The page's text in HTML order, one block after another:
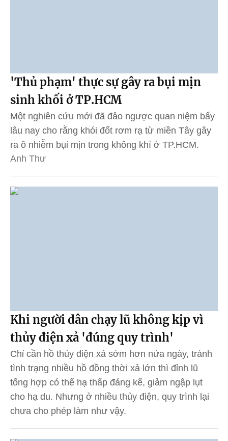
'Thủ phạm' thực sự gây ra bụi mịn
sinh khối ở TP.HCM
Một nghiên cứu mới đã đảo ngược quan niệm bấy
lâu nay cho rằng khói đốt rơm rạ từ miền Tây gây
ra ô nhiễm bụi mịn trong không khí ở TP.HCM.
Anh Thư
Khi người dân chạy lũ không kịp vì
thủy điện xả 'đúng quy trình'
Chỉ cần hồ thủy điện xả sớm hơn nửa ngày, tránh
tình trạng nhiều hồ đồng thời xả lớn thì đỉnh lũ
tổng hợp có thể hạ thấp đáng kể, giảm ngập lụt
cho hạ du. Nhưng ở nhiều thủy điện, quy trình lại
chưa cho phép làm như vậy.